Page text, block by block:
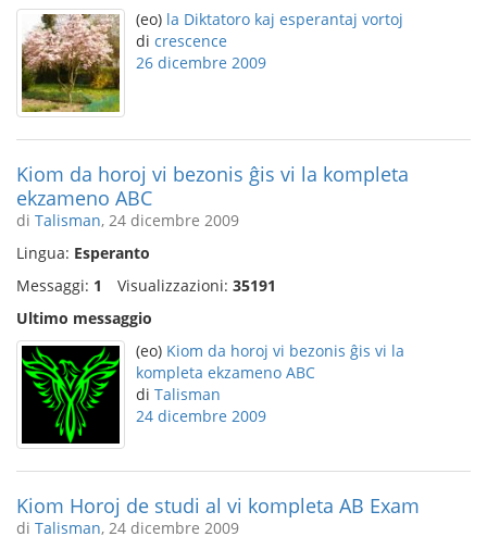
(eo) la Diktatoro kaj esperantaj vortoj
di crescence
26 dicembre 2009
Kiom da horoj vi bezonis ĝis vi la kompleta
ekzameno ABC
di Talisman, 24 dicembre 2009
Lingua: Esperanto
Messaggi: 1 Visualizzazioni: 35191
Ultimo messaggio
(eo) Kiom da horoj vi bezonis ĝis vi la
kompleta ekzameno ABC
di Talisman
24 dicembre 2009
Kiom Horoj de studi al vi kompleta AB Exam
di Talisman, 24 dicembre 2009